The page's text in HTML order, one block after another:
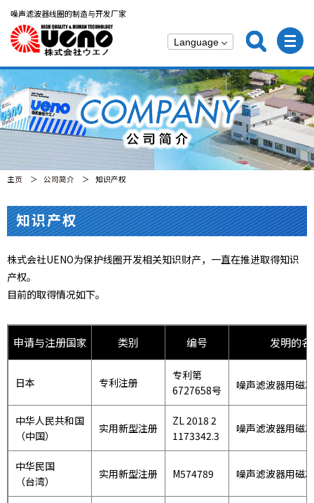
噪声滤波器线圈的制造与开发厂家
主页 公司简介 知识产权
知识产权
株式会社UENO为保护线圈开发相关知识财产，一直在推进取得知识
产权。
目前的取得情况如下。
申请与注册国家 类别 编号 发明的
日本 专利注册
专利第
6727658号
噪声滤波器用
中华人民共和国
（中国）
实用新型注册
ZL 2018 2
1173342.3
噪声滤波器用磁
中华民国
（台湾）
实用新型注册 M574789 噪声滤波器用磁